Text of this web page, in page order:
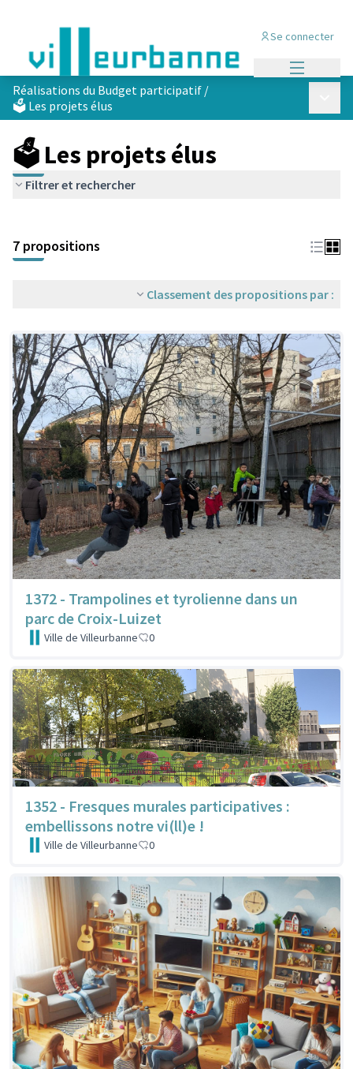
Se connecter
Réalisations du Budget participatif /
🗳️ Les projets élus
🗳️ Les projets élus
Filtrer et rechercher
+
−
7 propositions
Classement des propositions par :
1372 - Trampolines et tyrolienne dans un
parc de Croix-Luizet
Ville de Villeurbanne 0
1352 - Fresques murales participatives :
embellissons notre vi(ll)e !
Ville de Villeurbanne 0